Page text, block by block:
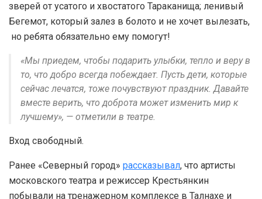
зверей от усатого и хвостатого Тараканища; ленивый
Бегемот, который залез в болото и не хочет вылезать,
но ребята обязательно ему помогут!
«Мы приедем, чтобы подарить улыбки, тепло и веру в
то, что добро всегда побеждает. Пусть дети, которые
сейчас лечатся, тоже почувствуют праздник. Давайте
вместе верить, что доброта может изменить мир к
лучшему», — отметили в театре.
Вход свободный.
Ранее «Северный город» рассказывал, что артисты
московского театра и режиссер Крестьянкин
побывали на тренажерном комплексе в Талнахе и